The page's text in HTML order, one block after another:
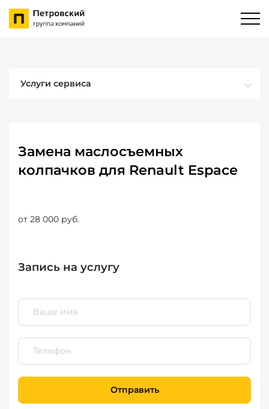
Услуги сервиса
Замена маслосъемных
колпачков для Renault Espace
от 28 000 руб.
Запись на услугу
Отправить